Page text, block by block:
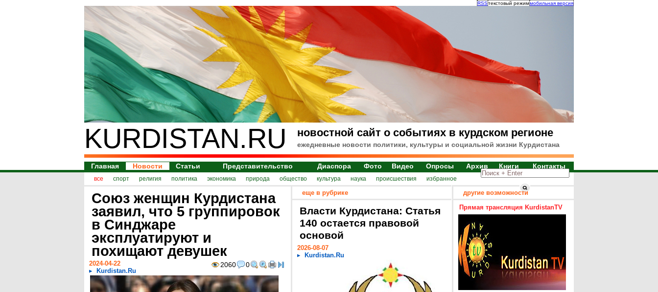
RSSтекстовый режиммобильная версия
KURDISTAN.RU новостной сайт о событиях в курдском регионе
ежедневные новости политики, культуры и социальной жизни Курдистана
Главная Новости Статьи Представительство Диаспора Фото Видео Опросы Архив Книги Контакты
все спорт религия политика экономика природа общество культура наука происшествия избранное
Союз женщин Курдистана
заявил, что 5 группировок
в Синджаре
эксплуатируют и
похищают девушек
2060 0
2024-04-22
Kurdistan.Ru
еще в рубрике
Власти Курдистана: Статья
140 остается правовой
основой
2026-08-07
Kurdistan.Ru
другие возможности
Прямая трансляция KurdistanTV